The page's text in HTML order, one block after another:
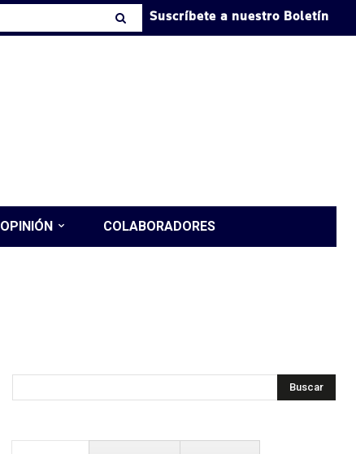
Suscríbete a nuestro Boletín
OPINIÓN COLABORADORES
Buscar